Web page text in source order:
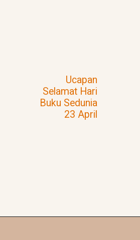
Ucapan
Selamat Hari
Buku Sedunia
23 April